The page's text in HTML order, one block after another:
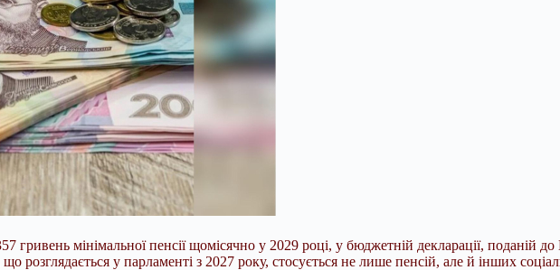
гривень мінімальної пенсії щомісячно у 2029 році, у бюджетній декларації, поданій
розглядається у парламенті з 2027 року, стосується не лише пенсій, але й інших